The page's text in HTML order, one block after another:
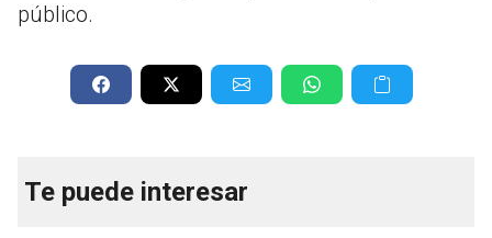
público.
Te puede interesar